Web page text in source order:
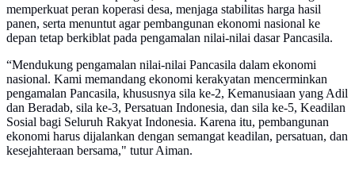
memperkuat peran koperasi desa, menjaga stabilitas harga hasil
panen, serta menuntut agar pembangunan ekonomi nasional ke
depan tetap berkiblat pada pengamalan nilai-nilai dasar Pancasila.
“Mendukung pengamalan nilai-nilai Pancasila dalam ekonomi
nasional. Kami memandang ekonomi kerakyatan mencerminkan
pengamalan Pancasila, khususnya sila ke-2, Kemanusiaan yang Adil
dan Beradab, sila ke-3, Persatuan Indonesia, dan sila ke-5, Keadilan
Sosial bagi Seluruh Rakyat Indonesia. Karena itu, pembangunan
ekonomi harus dijalankan dengan semangat keadilan, persatuan, dan
kesejahteraan bersama," tutur Aiman.